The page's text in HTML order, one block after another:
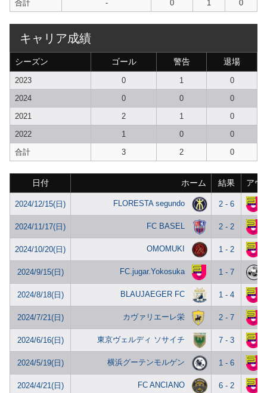
合計
- 0 1 0
キャリア成績
シーズン ゴール 警告 退場
2023 0 1
0
2024
0 0
0
2021
2 1
0
2022
1 0
0
合計
3 2 0
日付 ホーム 結果 アウ
2024/12/15(日) FLORESTA segundo 2 - 6
2024/11/17(日) FC BASEL 2 - 2
2024/10/20(日) OMOMUKI 1 - 2
2024/9/15(日) FC.jugar.Yokosuka 1 - 7
2024/8/18(日) BLAUJAEGER FC 1 - 4
2024/7/21(日) カヴァリエーレ栄 2 - 7
2024/6/16(日) 東京ヴェルディ ソサイチ 7 - 3
2024/5/19(日) 横浜グーテンモルゲン 1 - 6
2024/4/21(日) FC ANCIANO 6 - 2